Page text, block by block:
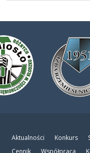
Aktualności Konkurs